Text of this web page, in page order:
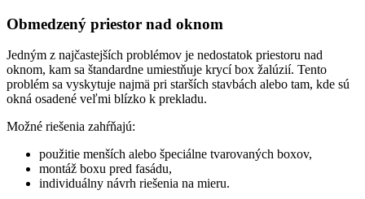
Obmedzený priestor nad oknom
Jedným z najčastejších problémov je nedostatok priestoru nad
oknom, kam sa štandardne umiestňuje krycí box žalúzií. Tento
problém sa vyskytuje najmä pri starších stavbách alebo tam, kde sú
okná osadené veľmi blízko k prekladu.
Možné riešenia zahŕňajú:
použitie menších alebo špeciálne tvarovaných boxov,
montáž boxu pred fasádu,
individuálny návrh riešenia na mieru.